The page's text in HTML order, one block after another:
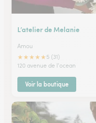
L’atelier de Melanie
Amou
★★★★★ 5 (31)
120 avenue de l'ocean
Voir la boutique